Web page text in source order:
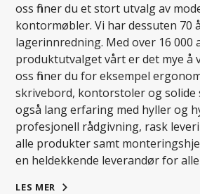
oss finner du et stort utvalg av
kontormøbler. Vi har dessuten 70
lagerinnredning. Med over 16 000
produktutvalget vårt er det mye å
oss finner du for eksempel
skrivebord, kontorstoler og solide
også lang erfaring med hyller og
profesjonell rådgivning, rask
alle produkter samt
en heldekkende leverandør for
LES MER